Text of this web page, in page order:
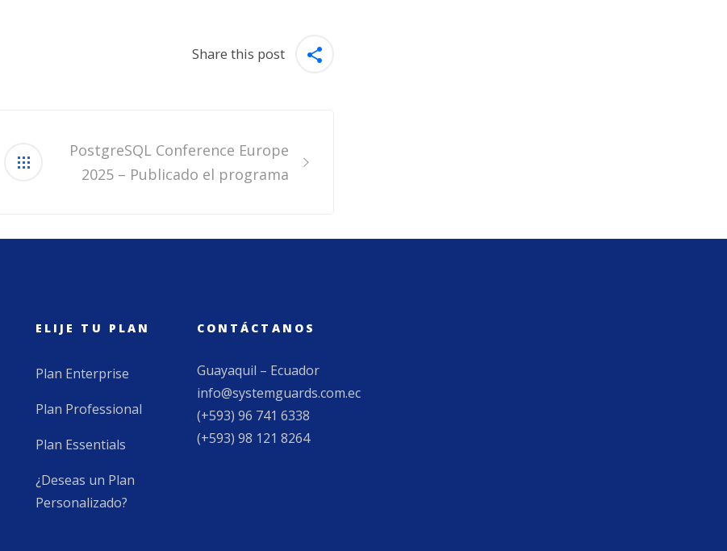
Share this post
PostgreSQL Conference Europe
2025 – Publicado el programa
ELIJE TU PLAN
Plan Enterprise
Plan Professional
Plan Essentials
¿Deseas un Plan
Personalizado?
CONTÁCTANOS
Guayaquil – Ecuador
info@systemguards.com.ec
(+593) 96 741 6338
(+593) 98 121 8264